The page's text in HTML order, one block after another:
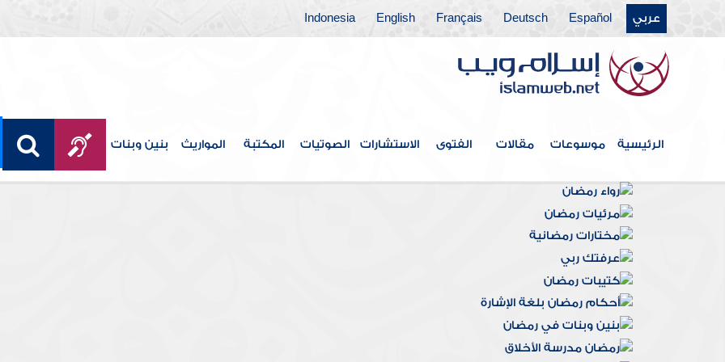
عربي Español
Deutsch
Français
English
Indonesia
الرئيسية موسوعات مقالات الفتوى الاستشارات الصوتيات المكتبة المواريث بنين وبنات